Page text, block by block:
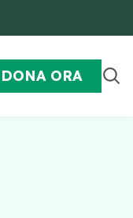
DONA ORA